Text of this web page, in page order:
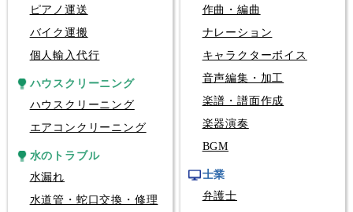
ピアノ運送
バイク運搬
個人輸入代行
ハウスクリーニング
ハウスクリーニング
エアコンクリーニング
水のトラブル
水漏れ
水道管・蛇口交換・修理
作曲・編曲
ナレーション
キャラクターボイス
音声編集・加工
楽譜・譜面作成
楽器演奏
BGM
士業
弁護士